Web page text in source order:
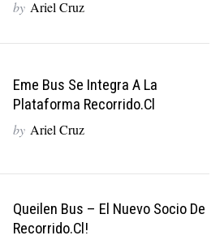
by Ariel Cruz
Eme Bus Se Integra A La
Plataforma Recorrido.cl
by Ariel Cruz
Queilen Bus – El Nuevo Socio De
Recorrido.cl!